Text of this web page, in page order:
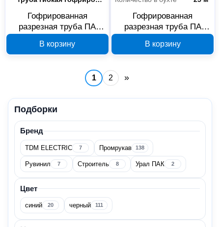
Кабеленесущие системы
Трубы для кабеля
Гофрированные
Цена
Страна производитель
116
Гофрированная
разрезная труба ПА
стойкая черная 5/7.2 мм
50 м PR02.0306
В корзину
Гофрированная
разрезная труба ПА
стойкая черная 5/7.2 мм
25 м PR02.0307
В корзину
1 2 »
Подборки
Бренд
TDM ELECTRIC 7 Промрукав 138
Рувинил 7 Строитель 8 Урал ПАК 2
Цвет
синий 20 черный 111